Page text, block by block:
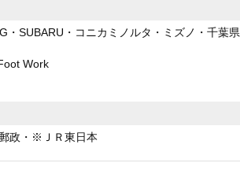
・SUBARU・コニカミノルタ・ミズノ・千葉県
Work
政・※ＪＲ東日本